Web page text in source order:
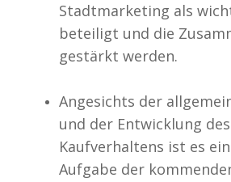
Stadtmarketing als
beteiligt und die
gestärkt werden.
Angesichts der
und der Entwicklung des
Kaufverhaltens ist es
Aufgabe der